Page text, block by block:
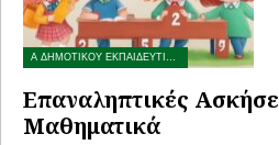
Α ΔΗΜΟΤΙΚΟΥ ΕΚΠΑΙΔΕΥΤΙΚΟ ΥΛΙΚΟ
Επαναληπτικές
Μαθηματικά